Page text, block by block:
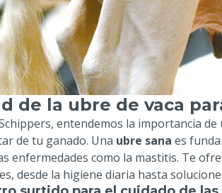
de la ubre de vaca
entendemos la importancia de
de tu ganado. Una ubre sana es
enfermedades como la mastitis. Te
desde la higiene diaria hasta